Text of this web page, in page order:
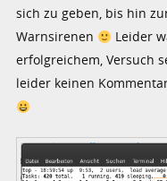
sich zu geben, bis hin
Warnsirenen
Leider
erfolgreichem, Versuch
leider keinen